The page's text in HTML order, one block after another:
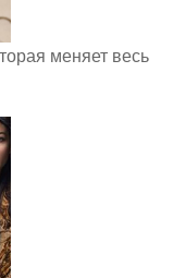
меняет весь